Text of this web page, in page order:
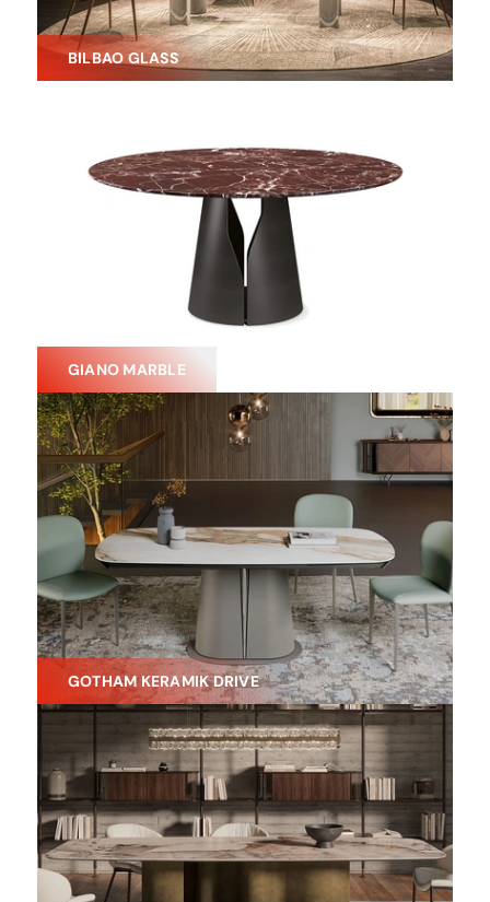
BILBAO GLASS
GIANO MARBLE
GOTHAM KERAMIK DRIVE